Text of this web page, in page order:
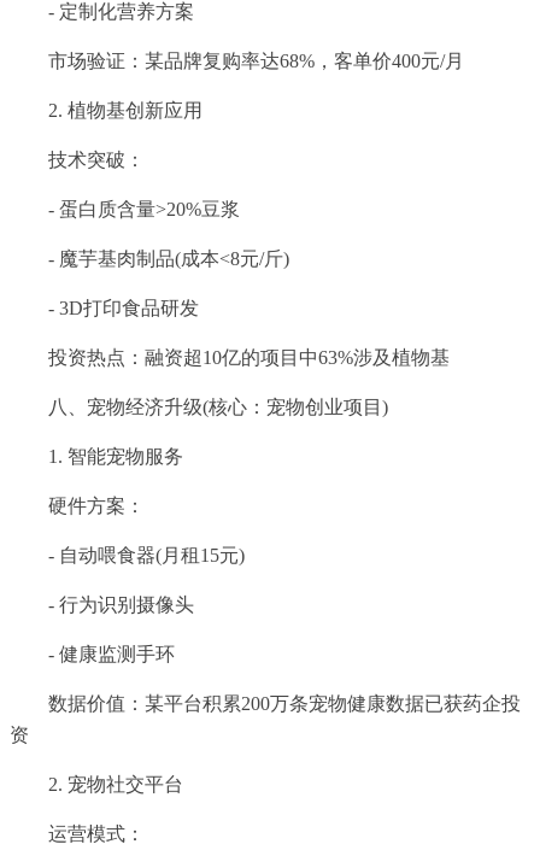
- 定制化营养方案
市场验证：某品牌复购率达68%，客单价400元/月
2. 植物基创新应用
技术突破：
- 蛋白质含量>20%豆浆
- 魔芋基肉制品(成本<8元/斤)
- 3D打印食品研发
投资热点：融资超10亿的项目中63%涉及植物基
八、宠物经济升级(核心：宠物创业项目)
1. 智能宠物服务
硬件方案：
- 自动喂食器(月租15元)
- 行为识别摄像头
- 健康监测手环
数据价值：某平台积累200万条宠物健康数据已获药企投
资
2. 宠物社交平台
运营模式：